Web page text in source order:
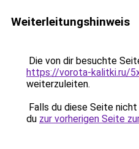
Weiterleitungshinweis
Die von dir besuchte
https://vorota-kalitki.ru/
weiterzuleiten.
Falls du diese Seite
du zur vorherigen Seite